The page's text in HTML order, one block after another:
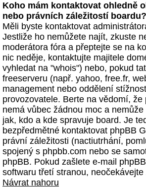
Koho mám kontaktovat ohledně
nebo právních záležitostí boardu?
Měli byste kontaktovat
Jestliže ho nemůžete najít, zkuste
moderátora fóra a přeptejte se na
nic neděje, kontaktujte majitele
vyhledat na "whois") nebo, pokud
freeserveru (např. yahoo, free.fr,
management nebo oddělení
provozovatele. Berte na vědomí, že
nemá vůbec žádnou moc a
jak, kdo a kde spravuje board. Je
bezpředmětné kontaktovat phpBB
právní záležitosti (nactiutrhání,
spojený s phpbb.com nebo se
phpBB. Pokud zašlete e-mail
softwaru třetí stranou,
Návrat nahoru